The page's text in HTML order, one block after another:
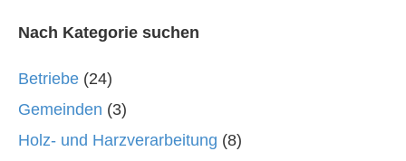
Nach Kategorie suchen
Betriebe (24)
Gemeinden (3)
Holz- und Harzverarbeitung (8)